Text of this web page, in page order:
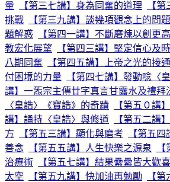
量
【第三七講】身為同奮的道理
【
挑戰
【第三九講】談幾項觀念上的問題
題解惑
【第四一講】不斷磨煉以創更
教宏化展望
【第四三講】堅定信心及
八期同奮
【第四五講】上帝之光的接
付困境的力量
【第四七講】發動唸〈
講】一炁宗主傳廿字真言甘露水及禮拜
〈皇誥〉《寶誥》的奇蹟
【第五０講
講】誦持〈皇誥〉與修道
【第五二講
方
【第五三講】顯化與磨考
【第五
善念
【第五五講】人生快樂之源泉
治療術
【第五七講】結果纍纍皆大歡喜
太空
【第五九講】快加油再勉勵
【